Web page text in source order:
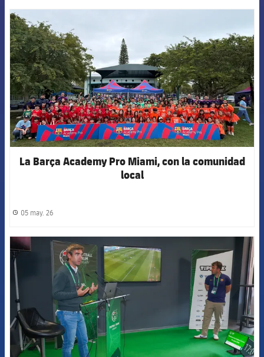
La Barça Academy Pro Miami, con la comunidad
local
label.share.clock
05 may. 26